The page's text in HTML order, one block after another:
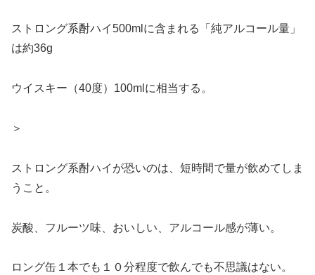
ストロング系酎ハイ500mlに含まれる「純アルコール量」
は約36g
ウイスキー（40度）100mlに相当する。
＞
ストロング系酎ハイが恐いのは、短時間で量が飲めてしま
うこと。
炭酸、フルーツ味、おいしい、アルコール感が薄い。
ロング缶１本でも１０分程度で飲んでも不思議はない。